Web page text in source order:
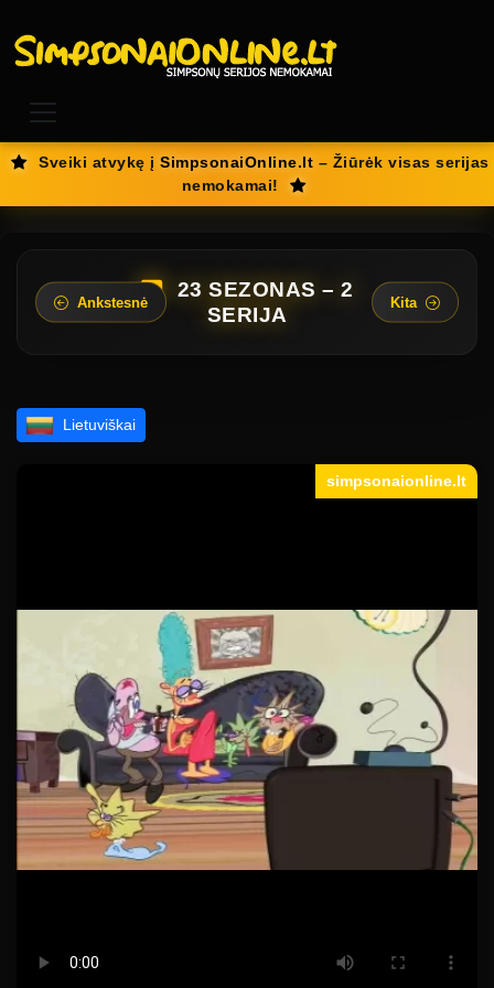
Sveiki atvykę įSimpsonaiOnline.lt – Žiūrėk visas serijas
nemokamai!
Ankstesnė
23 SEZONAS – 2
SERIJA
Kita
Lietuviškai
simpsonaionline.lt